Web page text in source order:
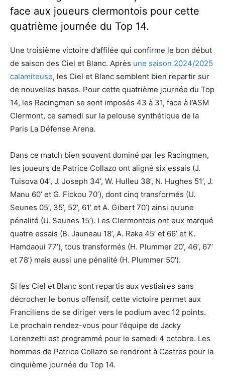
face aux joueurs clermontois pour cette
quatrième journée du Top 14.
Une troisième victoire d’affilée qui confirme le bon début
de saison des Ciel et Blanc. Après une saison 2024/2025
calamiteuse, les Ciel et Blanc semblent bien repartir sur
de nouvelles bases. Pour cette quatrième journée du Top
14, les Racingmen se sont imposés 43 à 31, face à l’ASM
Clermont, ce samedi sur la pelouse synthétique de la
Paris La Défense Arena.
Dans ce match bien souvent dominé par les Racingmen,
les joueurs de Patrice Collazo ont aligné six essais (J.
Tuisova 04’, J. Joseph 34’, W. Hulleu 38’, N. Hughes 51’, J.
Manu 60’ et G. Fickou 70’), dont cinq transformés (U.
Seunes 05’, 35’, 52’, 61’ et A. Gibert 70’) ainsi qu’une
pénalité (U. Seunes 15’). Les Clermontois ont eux marqué
quatre essais (B. Jauneau 18’, A. Raka 45’ et 66’ et K.
Hamdaoui 77’), tous transformés (H. Plummer 20’, 46’, 67’
et 78’) mais aussi une pénalité (H. Plummer 50′).
Si les Ciel et Blanc sont repartis aux vestiaires sans
décrocher le bonus offensif, cette victoire permet aux
Franciliens de se diriger vers le podium avec 12 points.
Le prochain rendez-vous pour l’équipe de Jacky
Lorenzetti est programmé pour le samedi 4 octobre. Les
hommes de Patrice Collazo se rendront à Castres pour la
cinquième journée du Top 14.